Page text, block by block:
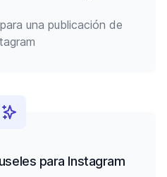
una publicación de
para Instagram